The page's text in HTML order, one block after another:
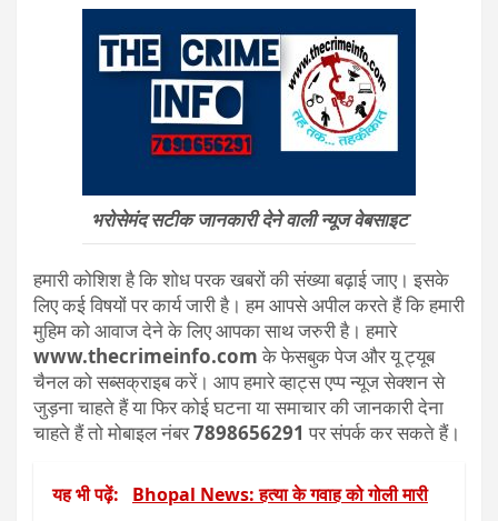
भरोसेमंद सटीक जानकारी देने वाली न्यूज वेबसाइट
हमारी कोशिश है कि शोध परक खबरों की संख्या बढ़ाई जाए। इसके
लिए कई विषयों पर कार्य जारी है। हम आपसे अपील करते हैं कि हमारी
मुहिम को आवाज देने के लिए आपका साथ जरुरी है। हमारे
www.thecrimeinfo.comके फेसबुक पेज और यू ट्यूब
चैनल को सब्सक्राइब करें। आप हमारे व्हाट्स एप्प न्यूज सेक्शन से
जुड़ना चाहते हैं या फिर कोई घटना या समाचार की जानकारी देना
चाहते हैं तो मोबाइल नंबर7898656291 पर संपर्क कर सकते हैं।
यह भी पढ़ें: Bhopal News: हत्या के गवाह को गोली मारी